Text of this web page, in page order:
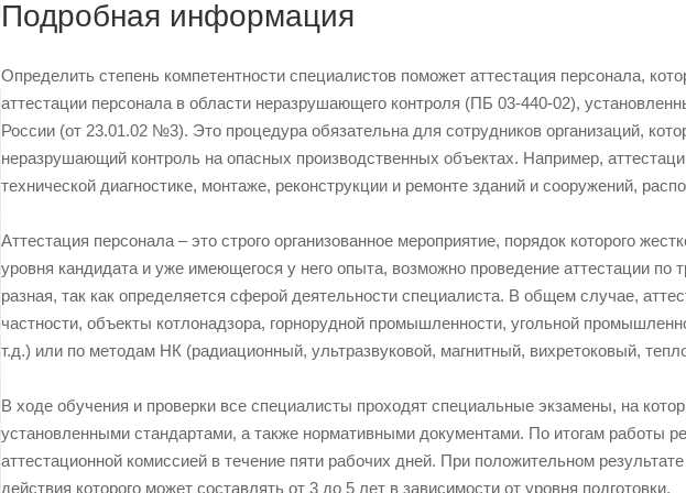
Подробная информация
Определить степень компетентности специалистов поможет аттестация персонала,
аттестации персонала в области неразрушающего контроля (ПБ 03-440-02),
России (от 23.01.02 №3). Это процедура обязательна для сотрудников организаций,
неразрушающий контроль на опасных производственных объектах. Например,
технической диагностике, монтаже, реконструкции и ремонте зданий и сооружений,
Аттестация персонала – это строго организованное мероприятие, порядок которого
уровня кандидата и уже имеющегося у него опыта, возможно проведение аттестации
разная, так как определяется сферой деятельности специалиста. В общем случае,
частности, объекты котлонадзора, горнорудной промышленности, угольной
т.д.) или по методам НК (радиационный, ультразвуковой, магнитный, вихретоковый,
В ходе обучения и проверки все специалисты проходят специальные экзамены, на
установленными стандартами, а также нормативными документами. По итогам работы
аттестационной комиссией в течение пяти рабочих дней. При положительном
действия которого может составлять от 3 до 5 лет в зависимости от уровня подготовки.